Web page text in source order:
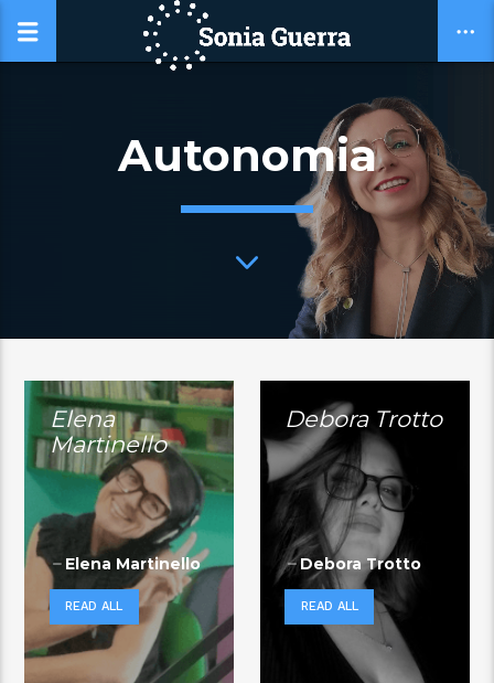
Autonomia
Elena
Martinello
Elena Martinello
READ ALL
Debora Trotto
Debora Trotto
READ ALL